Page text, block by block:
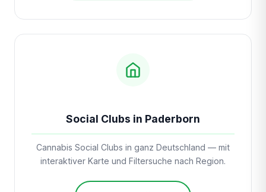
Social Clubs in Paderborn
Cannabis Social Clubs in ganz Deutschland — mit
interaktiver Karte und Filtersuche nach Region.